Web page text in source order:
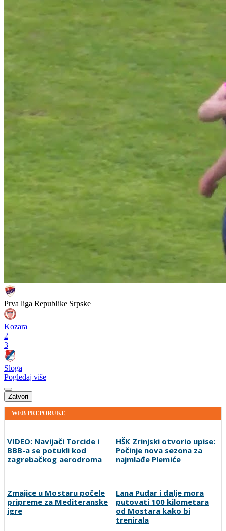
Prva liga Republike Srpske
Kozara
2
3
Sloga
Pogledaj više
Zatvori
WEB PREPORUKE
VIDEO: Navijači Torcide i
BBB-a se potukli kod
zagrebačkog aerodroma
HŠK Zrinjski otvorio upise:
Počinje nova sezona za
najmlađe Plemiće
Lana Pudar i dalje mora
putovati 100 kilometara
od Mostara kako bi
trenirala